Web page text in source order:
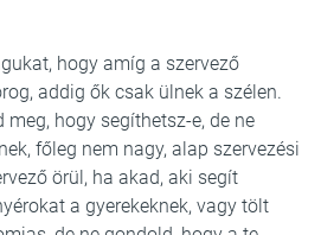
hogy amíg a szervező
addig ők csak ülnek a szélen.
meg, hogy segíthetsz-e, de ne
főleg nem nagy, alap szervezési
örül, ha akad, aki segít
a gyerekeknek, vagy tölt